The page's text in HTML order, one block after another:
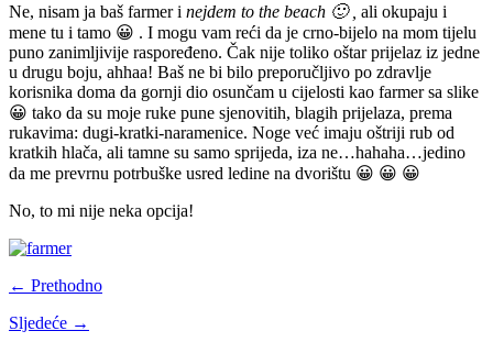
Ne, nisam ja baš farmer i nejdem to the beach 🙂 , ali okupaju i
mene tu i tamo 😀 . I mogu vam reći da je crno-bijelo na mom tijelu
puno zanimljivije raspoređeno. Čak nije toliko oštar prijelaz iz jedne
u drugu boju, ahhaa! Baš ne bi bilo preporučljivo po zdravlje
korisnika doma da gornji dio osunčam u cijelosti kao farmer sa slike
😀 tako da su moje ruke pune sjenovitih, blagih prijelaza, prema
rukavima: dugi-kratki-naramenice. Noge već imaju oštriji rub od
kratkih hlača, ali tamne su samo sprijeda, iza ne…hahaha…jedino
da me prevrnu potrbuške usred ledine na dvorištu 😀 😀 😀
No, to mi nije neka opcija!
← Prethodno
Sljedeće →